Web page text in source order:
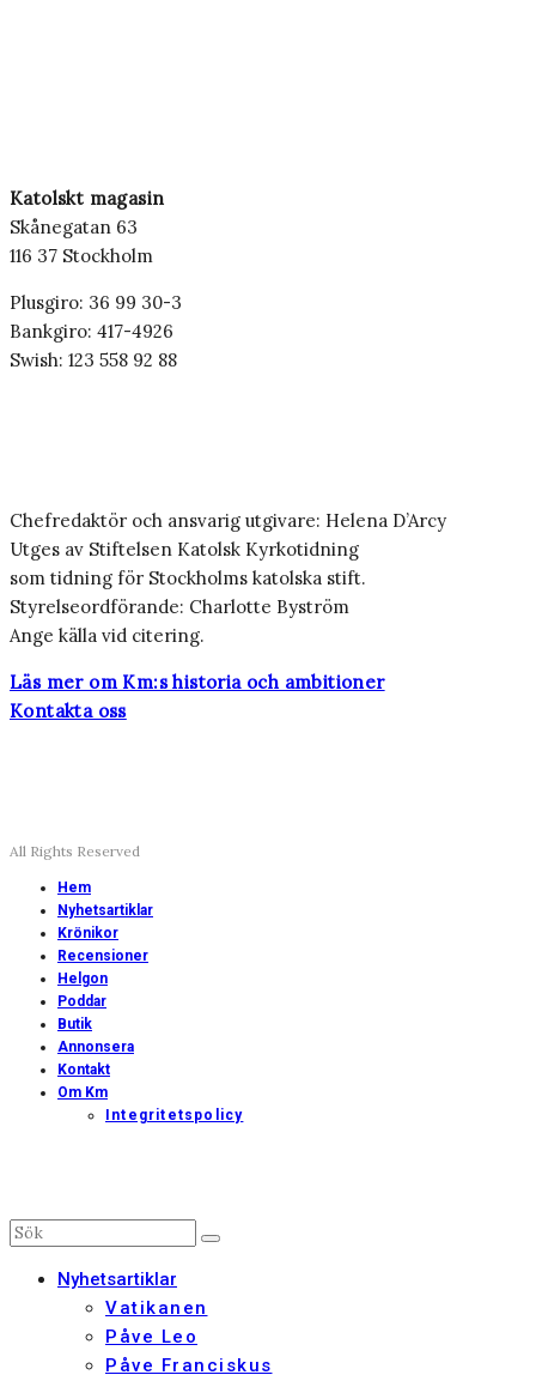
Katolskt magasin
Skånegatan 63
116 37 Stockholm
Plusgiro: 36 99 30-3
Bankgiro: 417-4926
Swish: 123 558 92 88
Chefredaktör och ansvarig utgivare: Helena D’Arcy
Utges av Stiftelsen Katolsk Kyrkotidning
som tidning för Stockholms katolska stift.
Styrelseordförande: Charlotte Byström
Ange källa vid citering.
Läs mer om Km:s historia och ambitioner
Kontakta oss
All Rights Reserved
Hem
Nyhetsartiklar
Krönikor
Recensioner
Helgon
Poddar
Butik
Annonsera
Kontakt
Om Km
Integritetspolicy
Nyhetsartiklar
Vatikanen
Påve Leo
Påve Franciskus